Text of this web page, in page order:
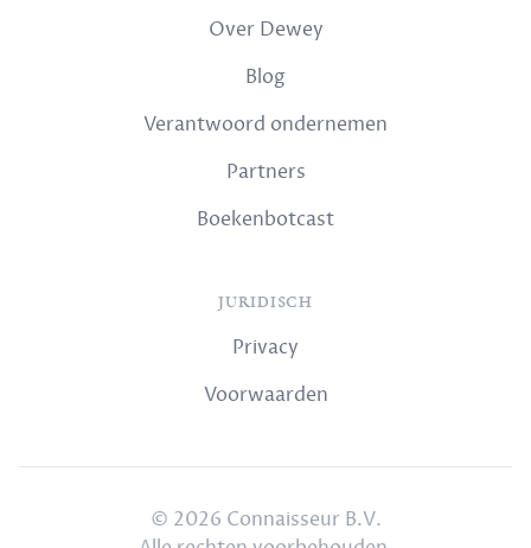
Over Dewey
Blog
Verantwoord ondernemen
Partners
Boekenbotcast
JURIDISCH
Privacy
Voorwaarden
© 2026 Connaisseur B.V.